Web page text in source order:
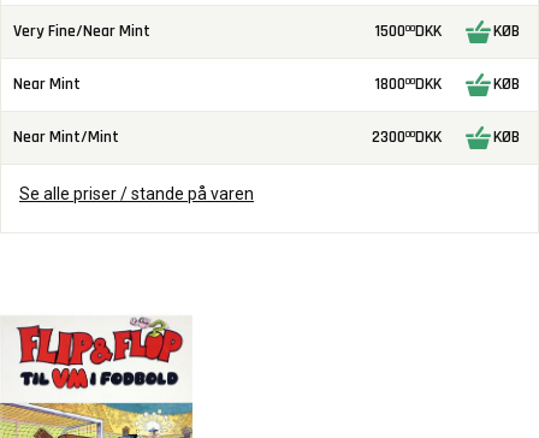
Very Fine/Near Mint 150000DKK KØB
Near Mint 180000DKK KØB
Near Mint/Mint 230000DKK KØB
Se alle priser / stande på varen